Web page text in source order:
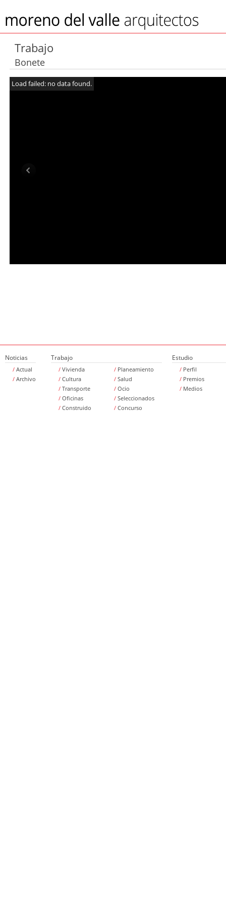
Trabajo
Bonete
Load failed: no data found.
Noticias
/ Actual
/ Archivo
Trabajo
/ Vivienda / Planeamiento
/ Cultura / Salud
/ Transporte / Ocio
/ Oficinas / Seleccionados
/ Construido / Concurso
Estudio
/ Perfil
/ Premios
/ Medios